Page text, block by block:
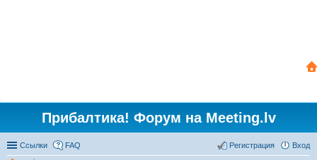
Прибалтика! Форум на Meeting.lv
Ссылки FAQ Вход
Регистрация